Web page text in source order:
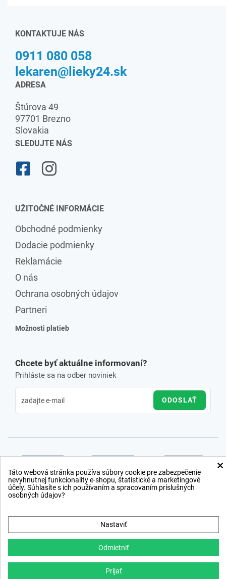
KONTAKTUJE NÁS
0911 080 058
lekaren@lieky24.sk
ADRESA
Štúrova 49
97701 Brezno
Slovakia
SLEDUJTE NÁS
UŽITOČNÉ INFORMÁCIE
Obchodné podmienky
Dodacie podmienky
Reklamácie
O nás
Ochrana osobných údajov
Partneri
Možnosti platieb
Chcete byť aktuálne informovaní?
Prihláste sa na odber noviniek
ODOSLAŤ
×
Táto webová stránka používa súbory cookie pre zabezpečenie
nevyhnutnej funkcionality e-shopu, štatistické a marketingové
účely. Súhlasíte s ich používaním a spracovaním príslušných
osobných údajov?
Nastaviť
Odmietniť
Prijať